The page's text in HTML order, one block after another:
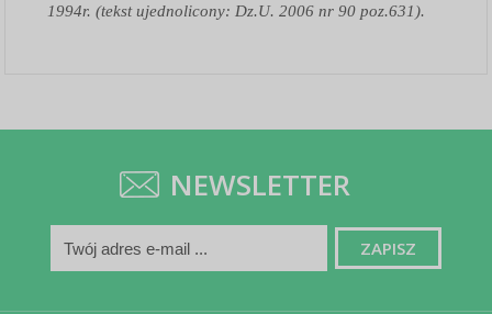
1994r. (tekst ujednolicony: Dz.U. 2006 nr 90 poz.631).
NEWSLETTER